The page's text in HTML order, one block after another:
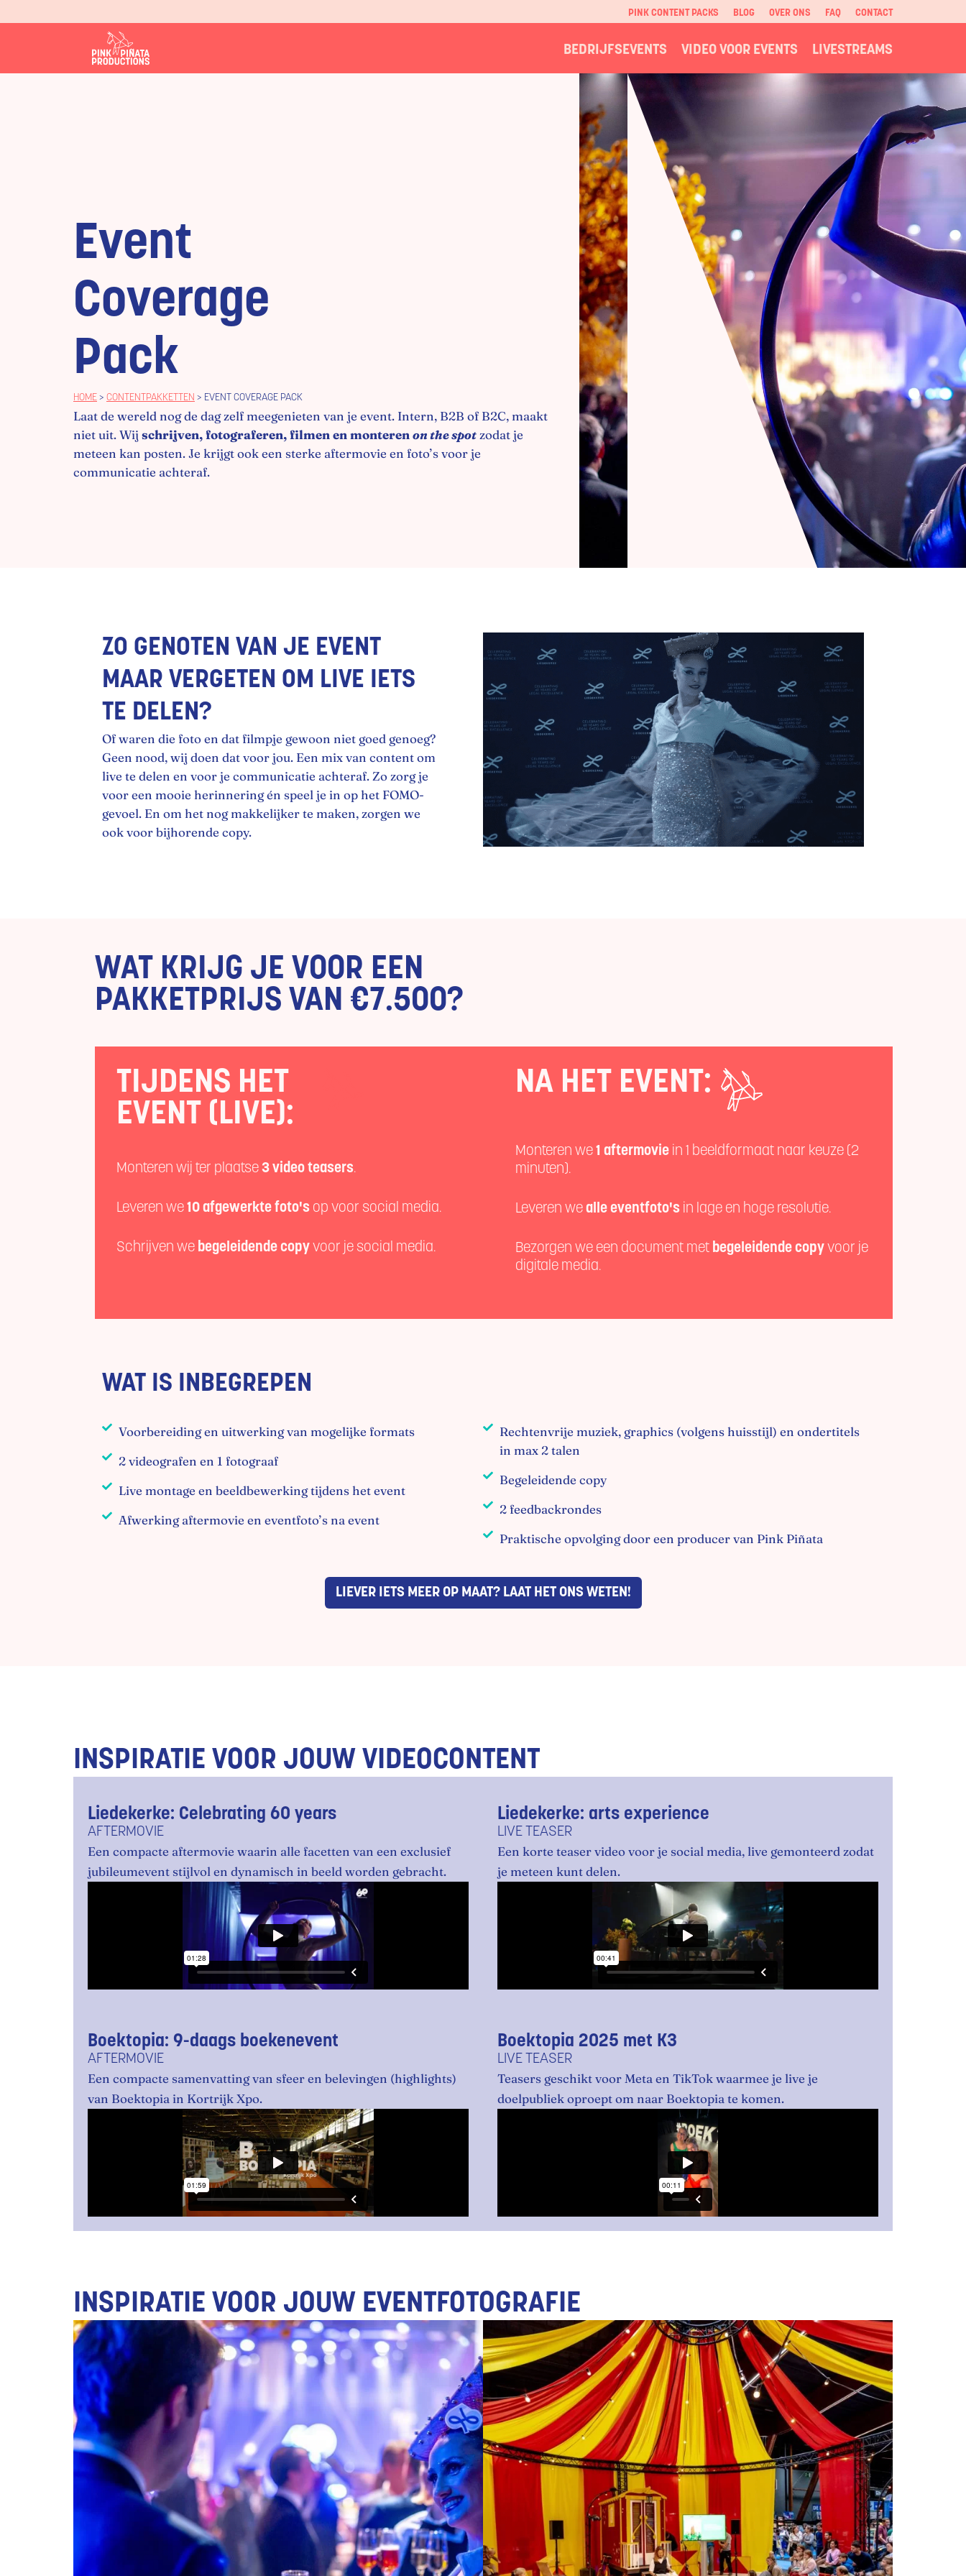
PINK CONTENT PACKS BLOG OVER ONS FAQ CONTACT
BEDRIJFSEVENTS VIDEO VOOR EVENTS LIVESTREAMS
Event
Coverage
Pack
HOME > CONTENTPAKKETTEN > EVENT COVERAGE PACK
Laat de wereld nog de dag zelf meegenieten van je event. Intern, B2B of B2C, maakt
niet uit. Wij schrijven, fotograferen, filmen en monteren on the spotzodat je
meteen kan posten. Je krijgt ook een sterke aftermovie en foto’s voor je
communicatie achteraf.
ZO GENOTEN VAN JE EVENT
MAAR VERGETEN OM LIVE IETS
TE DELEN?
Of waren die foto en dat filmpje gewoon niet goed genoeg?
Geen nood, wij doen dat voor jou. Een mix van content om
live te delen en voor je communicatie achteraf. Zo zorg je
voor een mooie herinnering én speel je in op het FOMO-
gevoel. En om het nog makkelijker te maken, zorgen we
ook voor bijhorende copy.
WAT KRIJG JE VOOR EEN
PAKKETPRIJS VAN €7.500?
TIJDENS HET
EVENT (LIVE):
Monteren wij ter plaatse 3 video teasers.
Leveren we 10 afgewerkte foto's op voor social media.
Schrijven we begeleidende copy voor je social media.
NA HET EVENT:
Monteren we 1 aftermovie in 1 beeldformaat naar keuze (2
minuten).
Leveren we alle eventfoto's in lage en hoge resolutie.
Bezorgen we een document met begeleidende copy voor je
digitale media.
WAT IS INBEGREPEN
Voorbereiding en uitwerking van mogelijke formats
2 videografen en 1 fotograaf
Live montage en beeldbewerking tijdens het event
Afwerking aftermovie en eventfoto’s na event
Rechtenvrije muziek, graphics (volgens huisstijl) en ondertitels
in max 2 talen
Begeleidende copy
2 feedbackrondes
Praktische opvolging door een producer van Pink Piñata
LIEVER IETS MEER OP MAAT? LAAT HET ONS WETEN!
INSPIRATIE VOOR JOUW VIDEOCONTENT
Liedekerke: Celebrating 60 years
AFTERMOVIE
Een compacte aftermovie waarin alle facetten van een exclusief
jubileumevent stijlvol en dynamisch in beeld worden gebracht.
Liedekerke: arts experience
LIVE TEASER
Een korte teaser video voor je social media, live gemonteerd zodat
je meteen kunt delen.
Boektopia: 9-daags boekenevent
AFTERMOVIE
Een compacte samenvatting van sfeer en belevingen (highlights)
van Boektopia in Kortrijk Xpo.
Boektopia 2025 met K3
LIVE TEASER
Teasers geschikt voor Meta en TikTok waarmee je live je
doelpubliek oproept om naar Boektopia te komen.
INSPIRATIE VOOR JOUW EVENTFOTOGRAFIE